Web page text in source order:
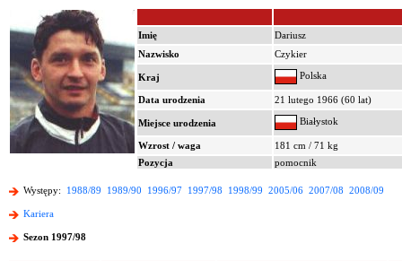
Imię
Dariusz
Nazwisko
Czykier
Kraj Polska
Data urodzenia 21 lutego 1966 (60 lat)
Miejsce urodzenia Białystok
Wzrost / waga
181 cm / 71 kg
Pozycja
pomocnik
Występy: 1988/89 1989/90 1996/97 1997/98 1998/99 2005/06 2007/08 2008/09
Kariera
Sezon 1997/98